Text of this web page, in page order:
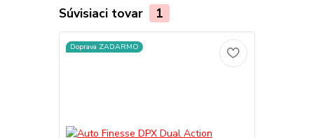
Súvisiaci tovar 1
Doprava ZADARMO